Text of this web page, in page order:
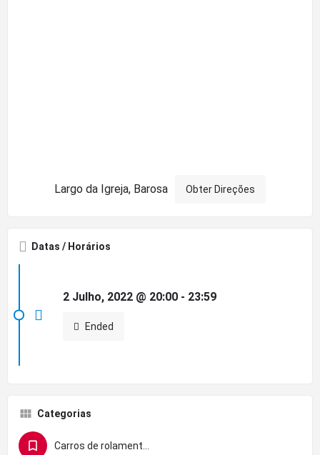
Largo da Igreja, Barosa Obter Direções
Datas / Horários
2 Julho, 2022 @ 20:00 - 23:59
Ended
Categorias